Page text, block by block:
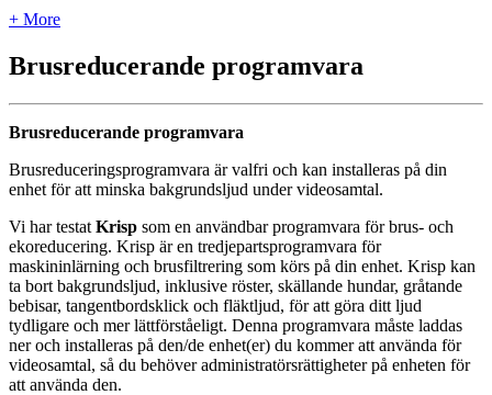
+ More
Brusreducerande programvara
Brusreducerande programvara
Brusreduceringsprogramvara är valfri och kan installeras på din
enhet för att minska bakgrundsljud under videosamtal.
Vi har testat Krisp som en användbar programvara för brus- och
ekoreducering. Krisp är en tredjepartsprogramvara för
maskininlärning och brusfiltrering som körs på din enhet. Krisp kan
ta bort bakgrundsljud, inklusive röster, skällande hundar, gråtande
bebisar, tangentbordsklick och fläktljud, för att göra ditt ljud
tydligare och mer lättförståeligt. Denna programvara måste laddas
ner och installeras på den/de enhet(er) du kommer att använda för
videosamtal, så du behöver administratörsrättigheter på enheten för
att använda den.